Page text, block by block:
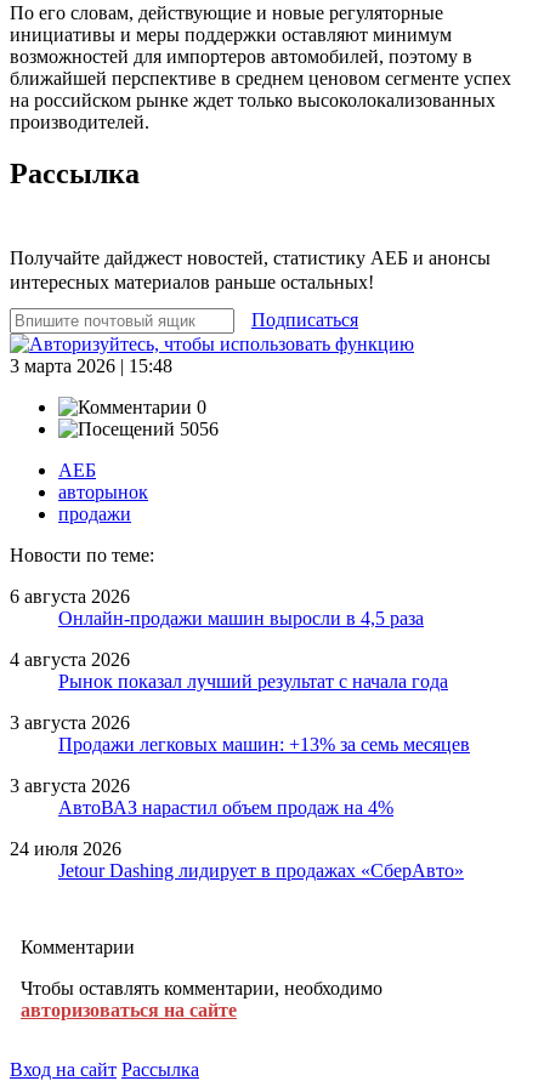
По его словам, действующие и новые регуляторные
инициативы и меры поддержки оставляют минимум
возможностей для импортеров автомобилей, поэтому в
ближайшей перспективе в среднем ценовом сегменте успех
на российском рынке ждет только высоколокализованных
производителей.
Рассылка
Получайте дайджест новостей, статистику АЕБ и анонсы
интересных материалов раньше остальных!
Подписаться
3 марта 2026 | 15:48
0
5056
АЕБ
авторынок
продажи
Новости по теме:
6 августа 2026
Онлайн-продажи машин выросли в 4,5 раза
4 августа 2026
Рынок показал лучший результат с начала года
3 августа 2026
Продажи легковых машин: +13% за семь месяцев
3 августа 2026
АвтоВАЗ нарастил объем продаж на 4%
24 июля 2026
Jetour Dashing лидирует в продажах «СберАвто»
Комментарии
Чтобы оставлять комментарии, необходимо
авторизоваться на сайте
Вход на сайт Рассылка